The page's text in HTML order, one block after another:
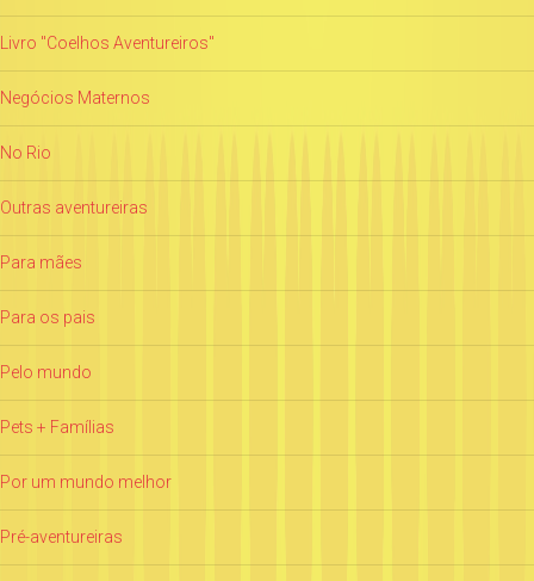
Livro "Coelhos Aventureiros"
Negócios Maternos
No Rio
Outras aventureiras
Para mães
Para os pais
Pelo mundo
Pets + Famílias
Por um mundo melhor
Pré-aventureiras